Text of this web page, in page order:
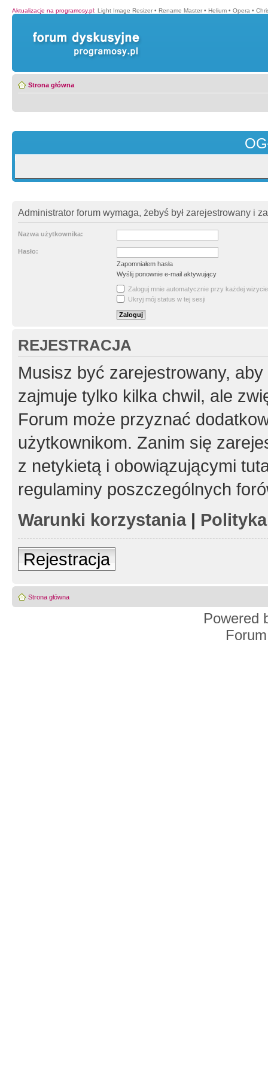
Aktualizacje na programosy.pl: Light Image Resizer • Rename Master • Helium • Opera •
Strona główna
Administrator forum wymaga, żebyś był zarejestrowany i
Nazwa użytkownika:
Hasło:
Zapomniałem hasła
Wyślij ponownie e-mail aktywujący
Zaloguj mnie automatycznie przy każdej wizycie
Ukryj mój status w tej sesji
REJESTRACJA
Musisz być zarejestrowany,
zajmuje tylko kilka chwil, ale
Forum może przyznać
użytkownikom. Zanim się
z netykietą i obowiązującymi
regulaminy poszczególnych
Warunki korzystania|
Rejestracja
Strona główna
Powered